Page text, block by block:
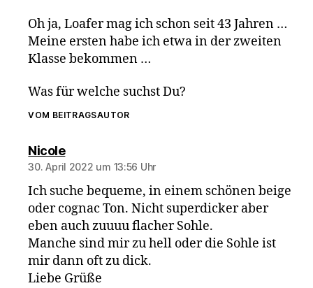
Oh ja, Loafer mag ich schon seit 43 Jahren …
Meine ersten habe ich etwa in der zweiten
Klasse bekommen …
Was für welche suchst Du?
VOM BEITRAGSAUTOR
Nicolesagt:
30. April 2022 um 13:56 Uhr
Ich suche bequeme, in einem schönen beige
oder cognac Ton. Nicht superdicker aber
eben auch zuuuu flacher Sohle.
Manche sind mir zu hell oder die Sohle ist
mir dann oft zu dick.
Liebe Grüße